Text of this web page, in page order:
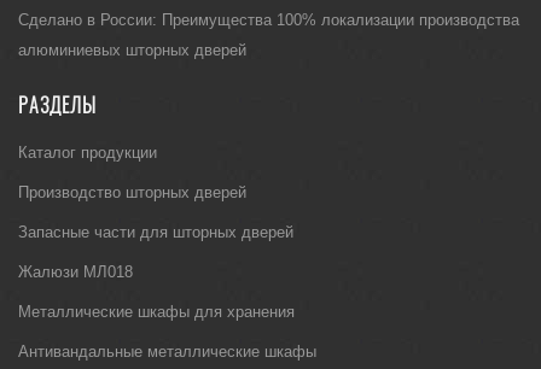
Сделано в России: Преимущества 100% локализации производства
алюминиевых шторных дверей
РАЗДЕЛЫ
Каталог продукции
Производство шторных дверей
Запасные части для шторных дверей
Жалюзи МЛ018
Металлические шкафы для хранения
Антивандальные металлические шкафы